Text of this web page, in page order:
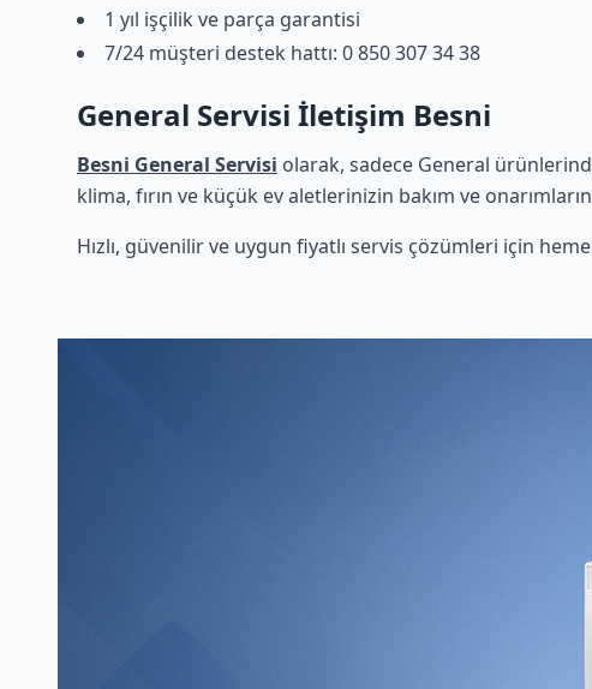
1 yıl işçilik ve parça garantisi
7/24 müşteri destek hattı: 0 850 307 34 38
General Servisi İletişim Besni
Besni General Servisi olarak, sadece General
klima, fırın ve küçük ev aletlerinizin bakım ve
Hızlı, güvenilir ve uygun fiyatlı servis çözümleri için